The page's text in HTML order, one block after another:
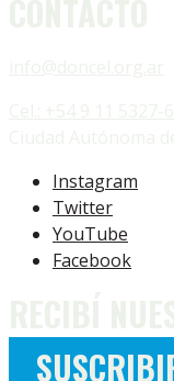
Instagram
Twitter
YouTube
Facebook